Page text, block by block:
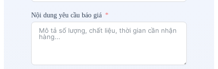
Nội dung yêu cầu báo giá